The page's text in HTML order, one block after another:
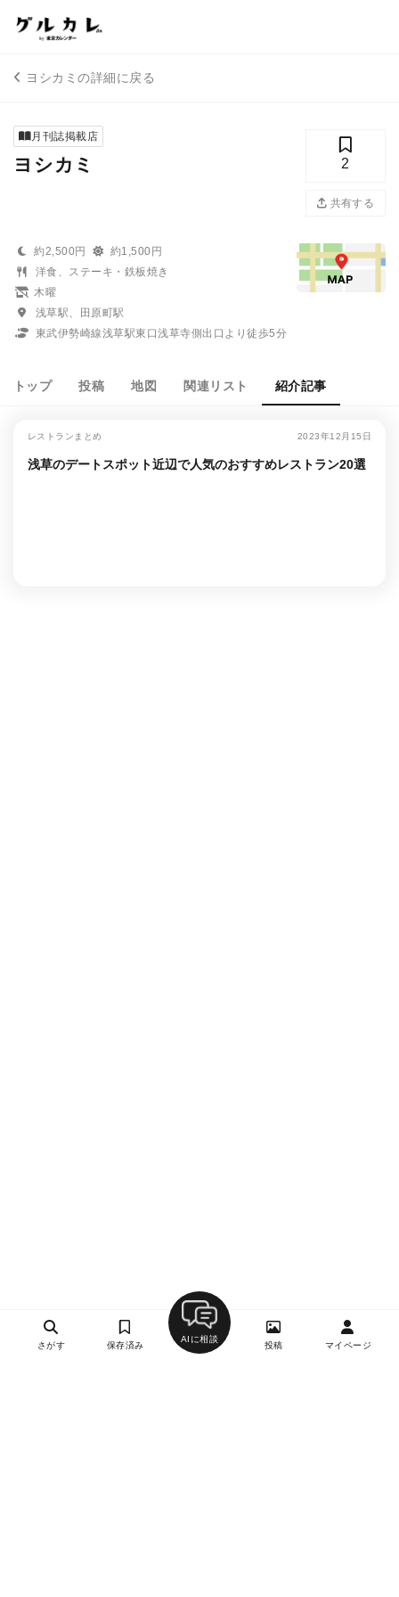
ヨシカミの詳細に戻る
月刊誌掲載店
ヨシカミ 2
共有する
約2,500円
約1,500円
洋食、ステーキ・鉄板焼き
木曜
浅草駅、田原町駅
東武伊勢崎線浅草駅東口浅草寺側出口より徒歩5分
トップ 投稿 地図 関連リスト 紹介記事
レストランまとめ 2023年12月15日
浅草のデートスポット近辺で人気のおすすめレストラン20選
さがす 保存済み
AIに相談
投稿 マイページ